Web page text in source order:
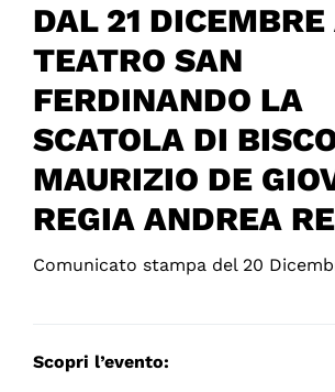
DAL 21 DICEMBRE
TEATRO SAN
FERDINANDO LA
SCATOLA DI
MAURIZIO DE
REGIA ANDREA
Comunicato stampa del 20
Scopri l’evento: